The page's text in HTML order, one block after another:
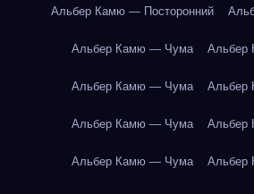
Альбер Камю — Посторонний
Альбер Камю — Чума
Альбер Камю — Чума
Альбер Камю — Чума
Альбер Камю — Чума